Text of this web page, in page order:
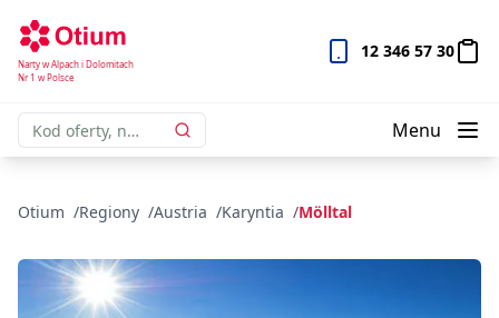
Narty w Alpach i Dolomitach
Nr 1 w Polsce
12 346 57 30
Menu
Otium Regiony Austria Karyntia Mölltal